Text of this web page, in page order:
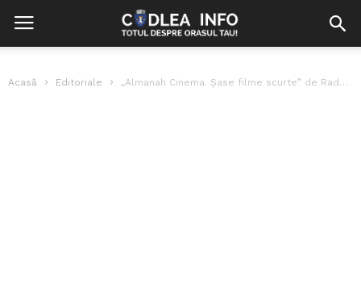
Acasă Editoriale „Almanah Cinema. Șase filme scurte” de Radu Jude, pe marile ecrane din...